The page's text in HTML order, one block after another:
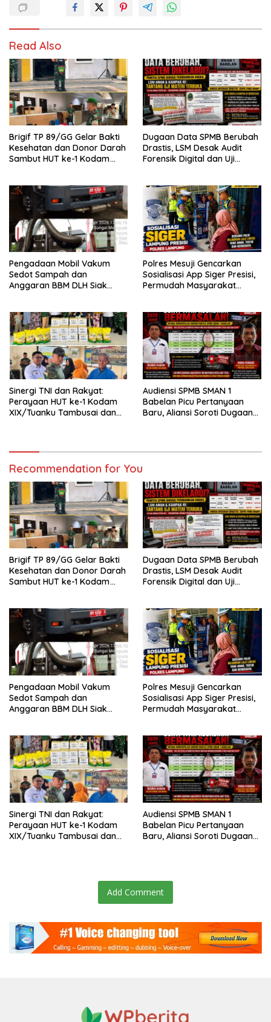
Read Also
Brigif TP 89/GG Gelar Bakti
Kesehatan dan Donor Darah
Sambut HUT ke-1 Kodam
Dugaan Data SPMB Berubah
Drastis, LSM Desak Audit
Forensik Digital dan Uji
Pengadaan Mobil Vakum
Sedot Sampah dan
Anggaran BBM DLH Siak
Polres Mesuji Gencarkan
Sosialisasi App Siger Presisi,
Permudah Masyarakat
Sinergi TNI dan Rakyat:
Perayaan HUT ke-1 Kodam
XIX/Tuanku Tambusai dan
Audiensi SPMB SMAN 1
Babelan Picu Pertanyaan
Baru, Aliansi Soroti Dugaan
Recommendation for You
Brigif TP 89/GG Gelar Bakti
Kesehatan dan Donor Darah
Sambut HUT ke-1 Kodam
Dugaan Data SPMB Berubah
Drastis, LSM Desak Audit
Forensik Digital dan Uji
Pengadaan Mobil Vakum
Sedot Sampah dan
Anggaran BBM DLH Siak
Polres Mesuji Gencarkan
Sosialisasi App Siger Presisi,
Permudah Masyarakat
Sinergi TNI dan Rakyat:
Perayaan HUT ke-1 Kodam
XIX/Tuanku Tambusai dan
Audiensi SPMB SMAN 1
Babelan Picu Pertanyaan
Baru, Aliansi Soroti Dugaan
Add Comment